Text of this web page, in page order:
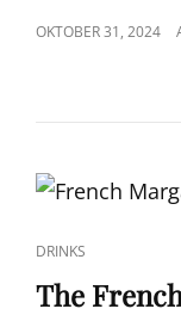
POSTED
OKTOBER 31, 2024
CAT
LINKS
DRINKS
The